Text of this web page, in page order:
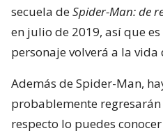
secuela deSpider-Man: de
en julio de 2019, así que
personaje volverá a la
Además de Spider-Man,
probablemente
respecto lo puedes